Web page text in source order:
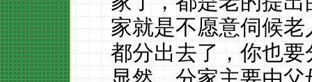
家就是不愿意伺候老
都分出去了，你也要